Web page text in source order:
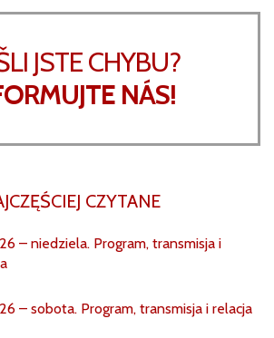
JSTE CHYBU?
NÁS!
CZYTANE
– niedziela. Program, transmisja i
– sobota. Program, transmisja i relacja